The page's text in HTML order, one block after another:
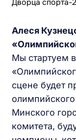
Алеся
Мы стартуем
сцене будет
Минского
комитета,